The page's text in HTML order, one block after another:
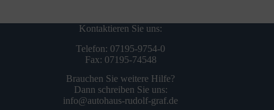
Kontaktieren Sie uns:
Telefon: 07195-9754-0
Fax: 07195-74548
Brauchen Sie weitere Hilfe?
Dann schreiben Sie uns:
info@autohaus-rudolf-graf.de